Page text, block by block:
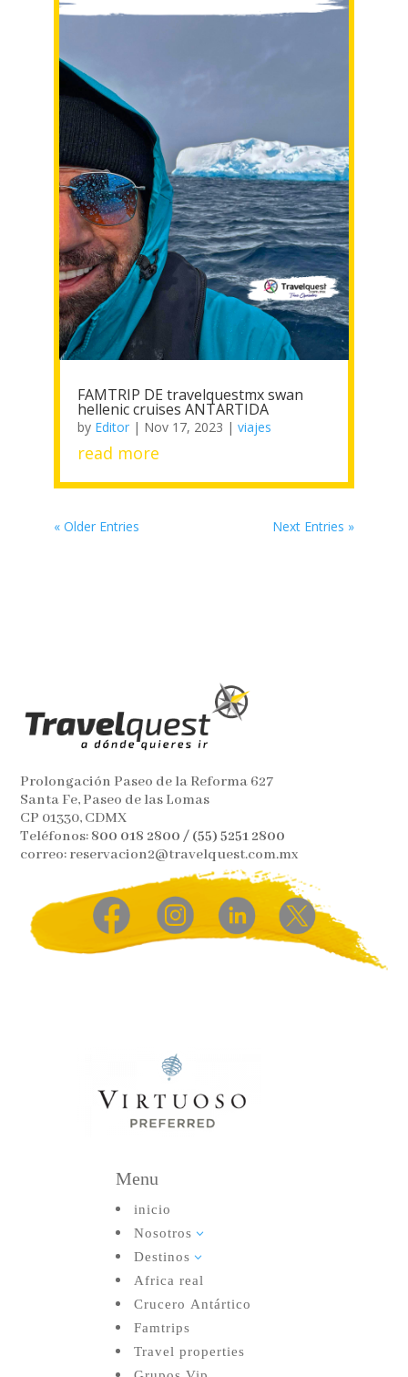
FAMTRIP DE travelquestmx swan
hellenic cruises ANTARTIDA
by Editor| Nov 17, 2023 | viajes
read more
« Older Entries Next Entries »
Prolongación Paseo de la Reforma 627
Santa Fe, Paseo de las Lomas
CP 01330, CDMX
Teléfonos: 800 018 2800 / (55) 5251 2800
correo: reservacion2@travelquest.com.mx
Menu
inicio
Nosotros 3
Destinos 3
Africa real
Crucero Antártico
Famtrips
Travel properties